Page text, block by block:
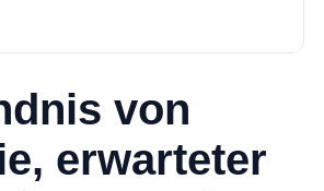
von
erwarteter